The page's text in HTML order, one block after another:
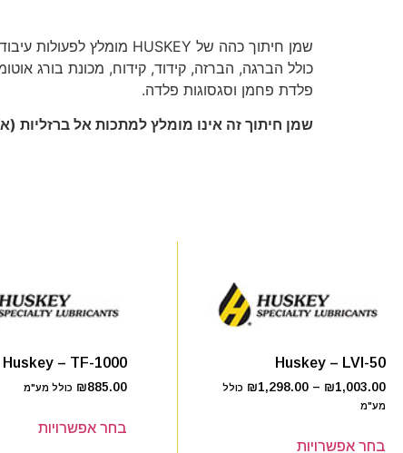
שמן חיתוך כהה של HUSKEY מומלץ לפעולות עיבוד קשות של מתכות ברזליות קשות לעיבוד וסגסוגותיהן.
כולל הברגה, הברזה, קידוד, קידוח, מכונת בורג
פלדת פחמן וסגסוגות פלדה.
שמן חיתוך זה אינו מומלץ למתכות אל ברזליות
Huskey – LVI-50
₪1,003.00
–
₪1,298.00
כולל
מע"מ
בחר אפשרויות
Huskey – TF-1000
₪885.00 כולל מע"מ
בחר אפשרויות